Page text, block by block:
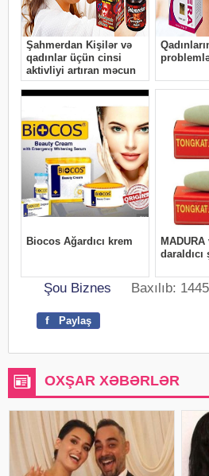
Şou Biznes Baxılıb:
f Paylaş
OXŞAR XƏBƏRLƏR